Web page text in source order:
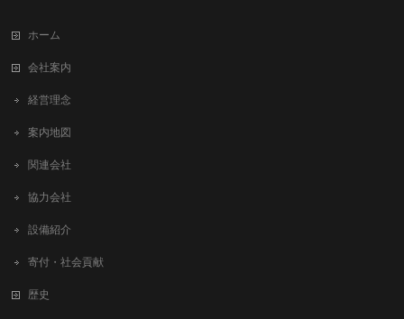
ホーム
会社案内
経営理念
案内地図
関連会社
協力会社
設備紹介
寄付・社会貢献
歴史